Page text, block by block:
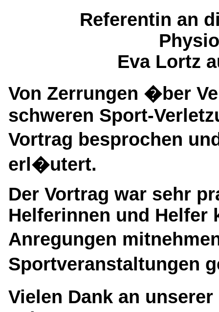
Referentin an
Eva Lortz
Von Zerrungen �ber
schweren Sport-
Vortrag besprochen
erl�utert.
Der Vortrag war sehr
Helferinnen und Helfer
Anregungen
Sportveranstaltungen
Vielen Dank an